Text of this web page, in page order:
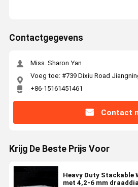
Contactgegevens
Miss. Sharon Yan
Voeg toe: #739 Dixiu Road
+86-15161451461
Contact
Krijg De Beste Prijs Voor
Heavy Duty Stackable
met 4,2-6 mm